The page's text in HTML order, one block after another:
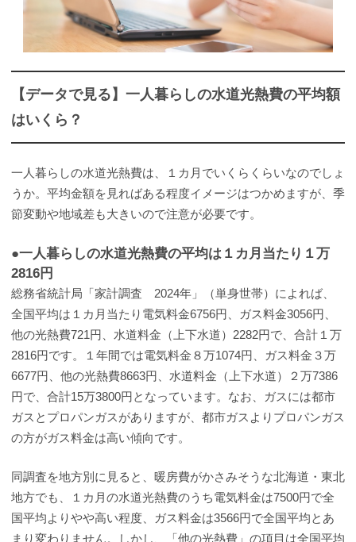
【データで見る】一人暮らしの水道光熱費の平均額
はいくら？
一人暮らしの水道光熱費は、１カ月でいくらくらいなのでしょ
うか。平均金額を見ればある程度イメージはつかめますが、季
節変動や地域差も大きいので注意が必要です。
●一人暮らしの水道光熱費の平均は１カ月当たり１万
2816円
総務省統計局「家計調査 2024年」（単身世帯）によれば、
全国平均は１カ月当たり電気料金6756円、ガス料金3056円、
他の光熱費721円、水道料金（上下水道）2282円で、合計１万
2816円です。１年間では電気料金８万1074円、ガス料金３万
6677円、他の光熱費8663円、水道料金（上下水道）２万7386
円で、合計15万3800円となっています。なお、ガスには都市
ガスとプロパンガスがありますが、都市ガスよりプロパンガス
の方がガス料金は高い傾向です。
同調査を地方別に見ると、暖房費がかさみそうな北海道・東北
地方でも、１カ月の水道光熱費のうち電気料金は7500円で全
国平均よりやや高い程度、ガス料金は3566円で全国平均とあ
まり変わりません。しかし、「他の光熱費」の項目は全国平均